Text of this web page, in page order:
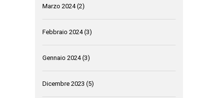
Marzo 2024(2)
Febbraio 2024(3)
Gennaio 2024(3)
Dicembre 2023 (5)